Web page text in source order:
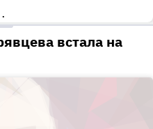
встала на